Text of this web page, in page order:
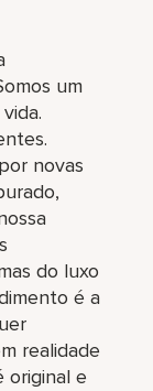
um
novas
do luxo
é a
realidade
original e